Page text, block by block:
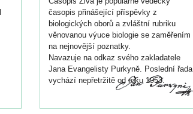
časopis přinášející příspěvky z
biologických oborů a zvláštní rubriku
věnovanou výuce biologie se zaměřením
na nejnovější poznatky.
Navazuje na odkaz svého zakladatele
Jana Evangelisty Purkyně. Poslední řada
vychází nepřetržitě od roku 1953.